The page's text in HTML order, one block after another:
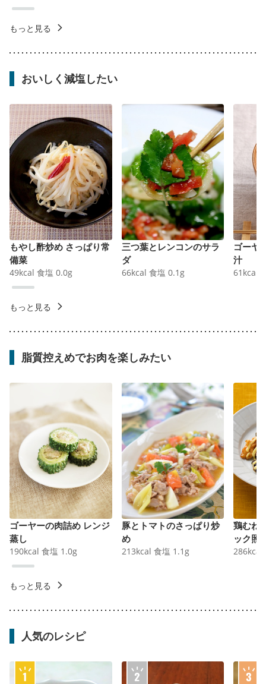
もっと見る
おいしく減塩したい
もやし酢炒め さっぱり常
備菜
49kcal 食塩 0.0g
三つ葉とレンコンのサラ
ダ
66kcal 食塩 0.1 g
ゴーヤ
汁
61 kcal
もっと見る
脂質控えめでお肉を楽しみたい
ゴーヤーの肉詰め レンジ
蒸し
190kcal 食塩 1.0g
豚とトマトのさっぱり炒
め
213kcal 食塩 1.1 g
鶏むね
ック照
286kcal
もっと見る
人気のレシピ